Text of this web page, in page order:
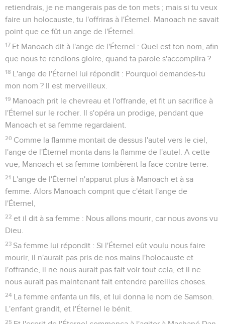
retiendrais, je ne mangerais pas de ton mets ; mais si tu veux
faire un holocauste, tu l'offriras à l'Éternel. Manoach ne savait
point que ce fût un ange de l'Éternel.
17 Et Manoach dit à l'ange de l'Éternel : Quel est ton nom, afin
que nous te rendions gloire, quand ta parole s'accomplira ?
18 L'ange de l'Éternel lui répondit : Pourquoi demandes-tu
mon nom ? Il est merveilleux.
19 Manoach prit le chevreau et l'offrande, et fit un sacrifice à
l'Éternel sur le rocher. Il s'opéra un prodige, pendant que
Manoach et sa femme regardaient.
20 Comme la flamme montait de dessus l'autel vers le ciel,
l'ange de l'Éternel monta dans la flamme de l'autel. A cette
vue, Manoach et sa femme tombèrent la face contre terre.
21 L'ange de l'Éternel n'apparut plus à Manoach et à sa
femme. Alors Manoach comprit que c'était l'ange de
l'Éternel,
22 et il dit à sa femme : Nous allons mourir, car nous avons vu
Dieu.
23 Sa femme lui répondit : Si l'Éternel eût voulu nous faire
mourir, il n'aurait pas pris de nos mains l'holocauste et
l'offrande, il ne nous aurait pas fait voir tout cela, et il ne
nous aurait pas maintenant fait entendre pareilles choses.
24 La femme enfanta un fils, et lui donna le nom de Samson.
L'enfant grandit, et l'Éternel le bénit.
25